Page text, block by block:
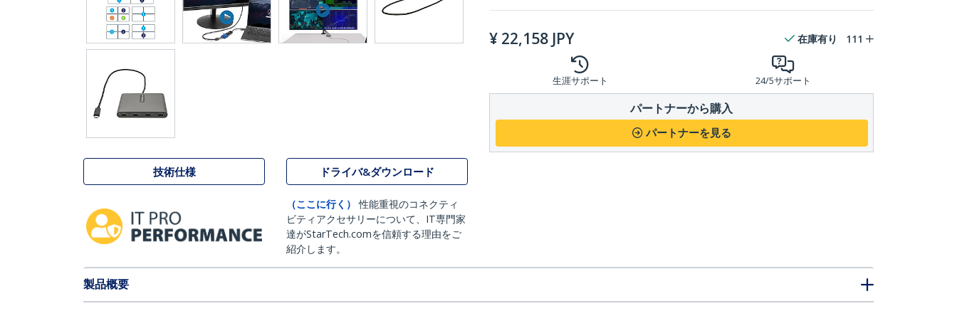
技術仕様 ドライバ&ダウンロード
（ここに行く）
性能重視のコネクティ
ビティアクセサリーについて、IT専門家
達がStarTech.comを信頼する理由をご
紹介します。
¥ 22,158 JPY 在庫有り 111
生涯サポート 24/5サポート
パートナーから購入
パートナーを見る
製品概要